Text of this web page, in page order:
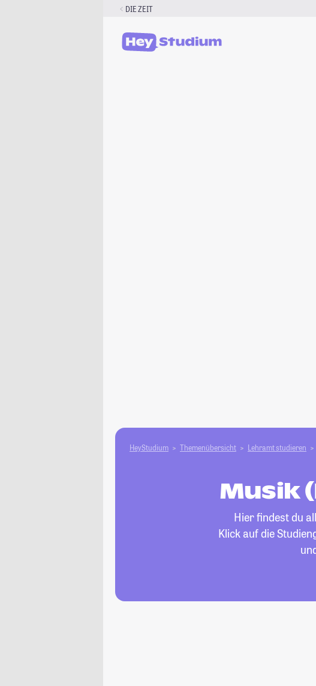
DIE ZEIT
HeyStudium Themenübersicht Lehramt studieren
Musik
Hier findest du
Klick auf die